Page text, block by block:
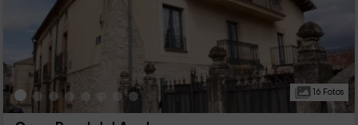
16 Fotos